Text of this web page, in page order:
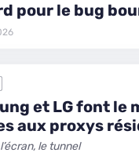
pour le bug
et LG font le
aux proxys
le tunnel